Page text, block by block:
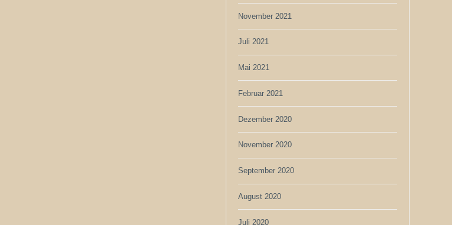
November 2021
Juli 2021
Mai 2021
Februar 2021
Dezember 2020
November 2020
September 2020
August 2020
Juli 2020